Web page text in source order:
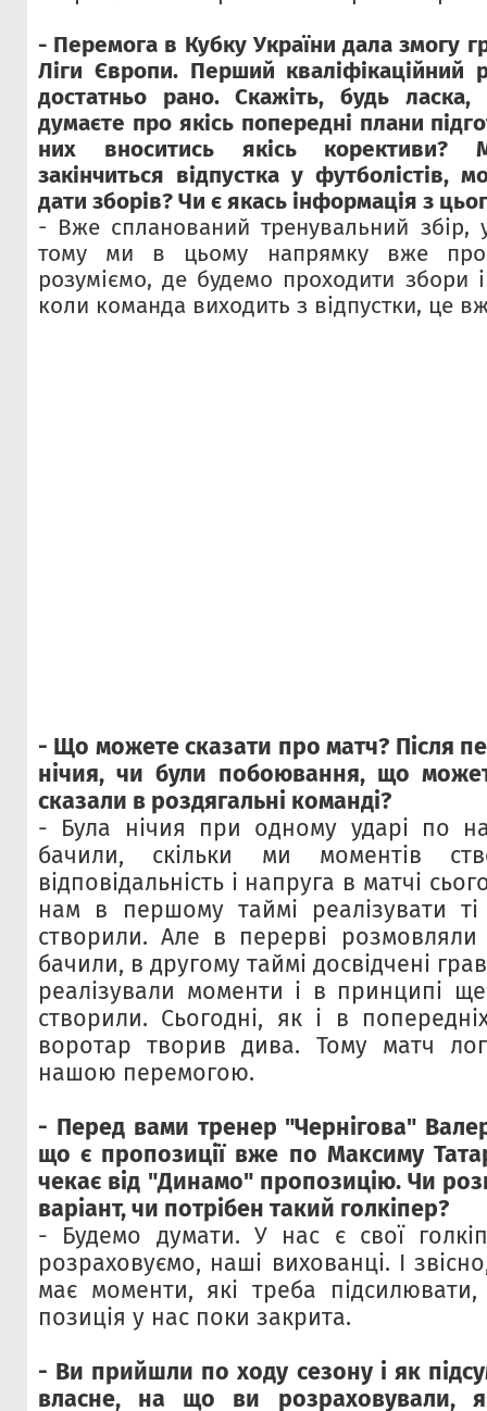
- Перемога в Кубку України дала змогу
Ліги Європи. Перший кваліфікаційний
достатньо рано. Скажіть, будь
думаєте про якісь попередні плани
них вноситись якісь
закінчиться відпустка у футболістів,
дати зборів? Чи є якась інформація з
- Вже спланований тренувальний збір,
тому ми в цьому напрямку вже
розуміємо, де будемо проходити збори
коли команда виходить з відпустки, це
- Що можете сказати про матч? Після
нічия, чи були побоювання, що
сказали в роздягальні команді?
- Була нічия при одному ударі по
бачили, скільки ми моментів
відповідальність і напруга в матчі
нам в першому таймі реалізувати
створили. Але в перерві
бачили, в другому таймі досвідчені
реалізували моменти і в принципі
створили. Сьогодні, як і в
воротар творив дива. Тому матч
нашою перемогою.
- Перед вами тренер "Чернігова"
що є пропозиції вже по Максиму
чекає від "Динамо" пропозицію. Чи
варіант, чи потрібен такий голкіпер?
- Будемо думати. У нас є свої
розраховуємо, наші вихованці. І
має моменти, які треба
позиція у нас поки закрита.
- Ви прийшли по ходу сезону і як
власне, на що ви розраховували,